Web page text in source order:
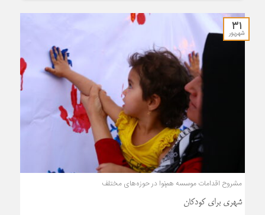
۳۱
شهریور
مشروح اقدامات موسسه هم‌نوا در حوزه‌های مختلف
شهری برای کودکان